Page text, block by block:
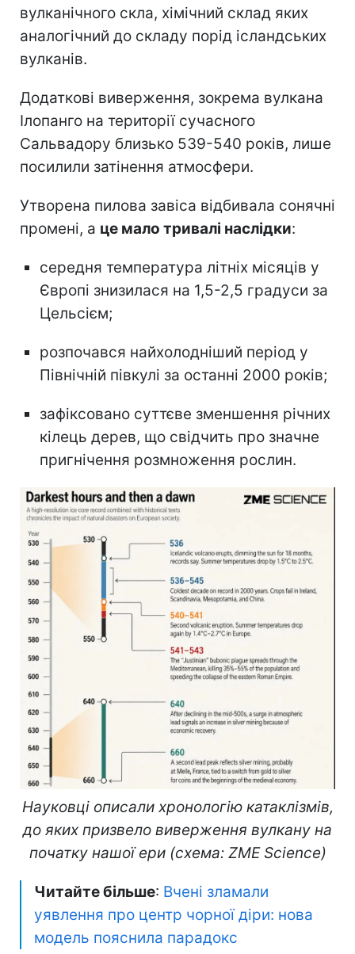
вулканічного скла, хімічний склад яких
аналогічний до складу порід ісландських
вулканів.
Додаткові виверження, зокрема вулкана
Ілопанго на території сучасного
Сальвадору близько 539-540 років, лише
посилили затінення атмосфери.
Утворена пилова завіса відбивала сонячні
промені, а це мало тривалі наслідки:
середня температура літніх місяців у
Європі знизилася на 1,5-2,5 градуси за
Цельсієм;
розпочався найхолодніший період у
Північній півкулі за останні 2000 років;
зафіксовано суттєве зменшення річних
кілець дерев, що свідчить про значне
пригнічення розмноження рослин.
Науковці описали хронологію катаклізмів,
до яких призвело виверження вулкану на
початку нашої ери (схема: ZME Science)
Читайте більше: Вчені зламали
уявлення про центр чорної діри: нова
модель пояснила парадокс